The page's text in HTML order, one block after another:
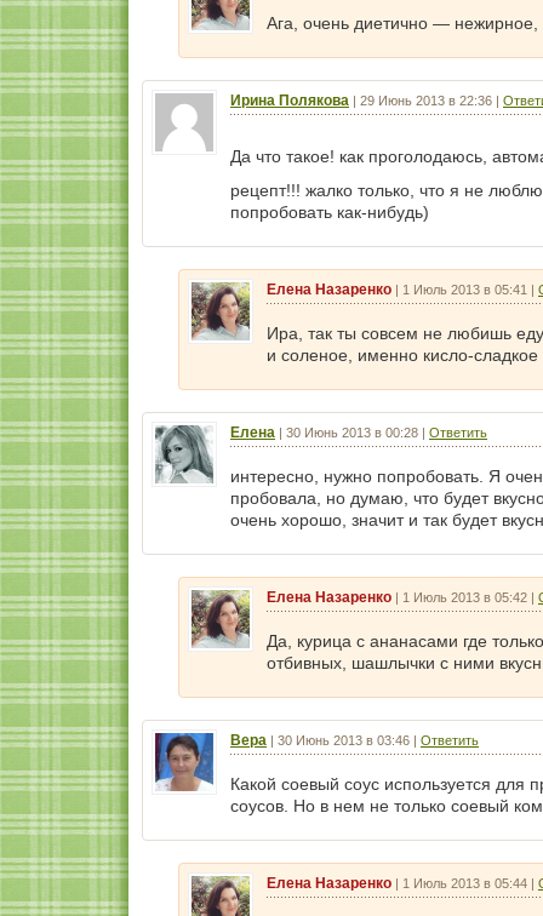
Ага, очень диетично — нежирное,
Ирина Полякова | 29 Июнь 2013 в 22:36 |
Да что такое! как проголодаюсь,
рецепт!!! жалко только, что я не
попробовать как-нибудь)
Елена Назаренко | 1 Июль 2013 в 05:41 |
Ира, так ты совсем не любишь
и соленое, именно кисло-сладкое
Елена | 30 Июнь 2013 в 00:28 | Ответить
интересно, нужно попробовать. Я
пробовала, но думаю, что будет
очень хорошо, значит и так будет
Елена Назаренко | 1 Июль 2013 в 05:42 |
Да, курица с ананасами где
отбивных, шашлычки с ними
Вера | 30 Июнь 2013 в 03:46 | Ответить
Какой соевый соус используется
соусов. Но в нем не только соевый
Елена Назаренко | 1 Июль 2013 в 05:44 |